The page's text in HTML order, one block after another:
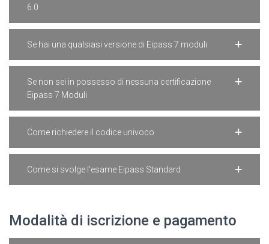
6.0
Se hai una qualsiasi versione di Eipass 7 moduli
Se non sei in possesso di nessuna certificazione
Eipass 7 Moduli
Come richiedere il codice univoco
Come si svolge l'esame Eipass Standard
Modalità di iscrizione e pagamento